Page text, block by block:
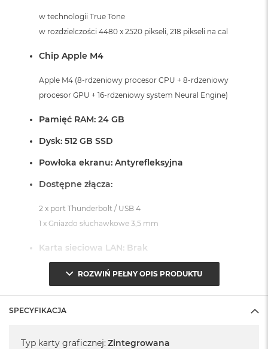
w technologii True Tone
w rozdzielczości 4480 x 2520 pikseli, 218 pikseli na cal
Chip Apple M4
Apple M4 (8-rdzeniowy procesor CPU + 8-rdzeniowy
procesor GPU + 16-rdzeniowy system Neural Engine)
Pamięć RAM: 24 GB
Dysk: 512 GB SSD
Powłoka ekranu: Antyrefleksyjna
Dostępne złącza:
2 x port Thunderbolt / USB 4
1 x Gniazdo słuchawkowe 3,5 mm
Karta sieciowa LAN: Brak
System operacyjny macOS Sequoia
- lub nowszy, z darmową aktualizacją.
ROZWIŃ PEŁNY OPIS PRODUKTU
SPECYFIKACJA
Typ karty graficznej: Zintegrowana